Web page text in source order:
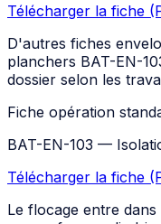
Télécharger la fiche
D'autres fiches
planchers BAT-EN-
dossier selon les
Fiche opération
BAT-EN-103 —
Télécharger la fiche
Le flocage entre